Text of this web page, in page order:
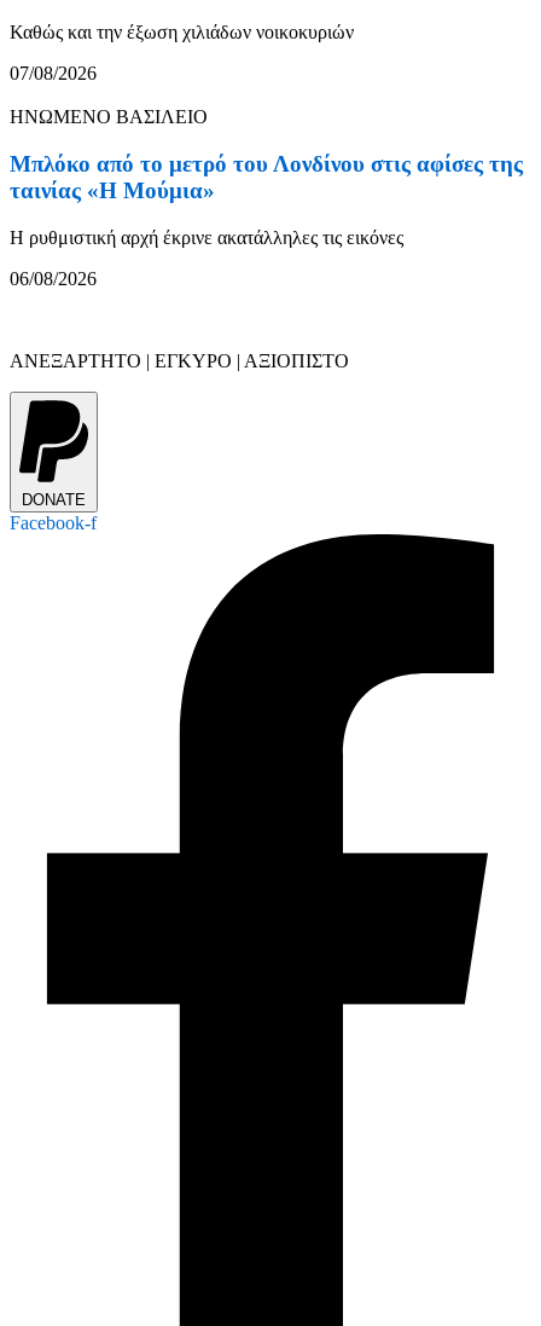
Καθώς και την έξωση χιλιάδων νοικοκυριών
07/08/2026
ΗΝΩΜΕΝΟ ΒΑΣΙΛΕΙΟ
Μπλόκο από το μετρό του Λονδίνου στις αφίσες της
ταινίας «Η Μούμια»
Η ρυθμιστική αρχή έκρινε ακατάλληλες τις εικόνες
06/08/2026
ΑΝΕΞΑΡΤΗΤΟ | ΕΓΚΥΡΟ | ΑΞΙΟΠΙΣΤΟ
DONATE
Facebook-f